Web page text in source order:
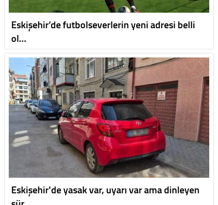
Eskişehir’de futbolseverlerin yeni adresi belli
ol…
Eskişehir'de yasak var, uyarı var ama dinleyen